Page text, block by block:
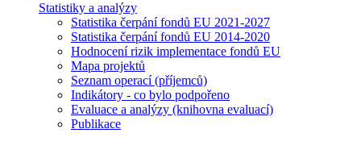
Statistiky a analýzy
Statistika čerpání fondů EU 2021-2027
Statistika čerpání fondů EU 2014-2020
Hodnocení rizik implementace fondů EU
Mapa projektů
Seznam operací (příjemců)
Indikátory - co bylo podpořeno
Evaluace a analýzy (knihovna evaluací)
Publikace